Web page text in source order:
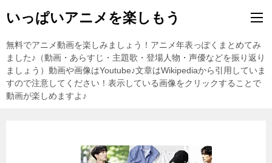
いっぱいアニメを楽しもう
無料でアニメ動画を楽しみましょう！アニメ年表っぽくまとめてみ
ました♪（動画・あらすじ・主題歌・登場人物・声優などを振り返り
ましょう）動画や画像はYoutube♪文章はWikipediaから引用していま
すので注意してください！表示している画像をクリックすることで
動画が楽しめますよ♪